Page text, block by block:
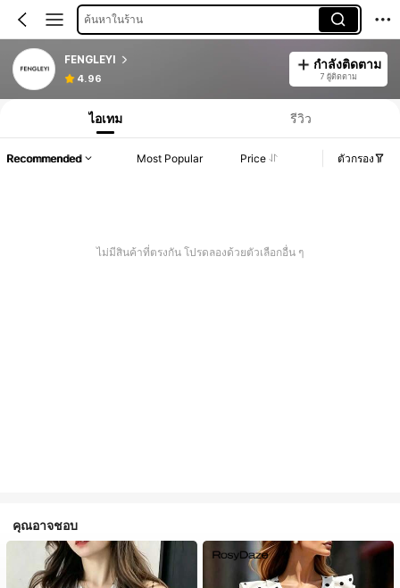
ค้นหาในร้าน
FENGLEYI
4.96
กำลังติดตาม
7 ผู้ติดตาม
ไอเทม รีวิว
Recommended Most Popular Price ตัวกรอง
ไม่มีสินค้าที่ตรงกัน โปรดลองด้วยตัวเลือกอื่น ๆ
คุณอาจชอบ